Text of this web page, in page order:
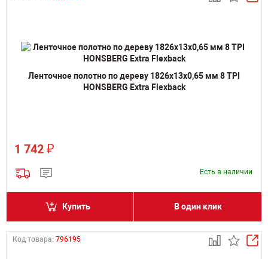
Ленточное полотно по дереву 1826х13х0,65 мм 8 TPI
HONSBERG Extra Flexback
1 742 ₽
Есть в наличии
Купить В один клик
Код товара: 796195